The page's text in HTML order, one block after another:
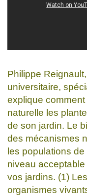
Philippe
universitaire,
explique
naturelle les
de son jardin. Le
des mécanismes
les populations
niveau
vos jardins. (1)
organismes